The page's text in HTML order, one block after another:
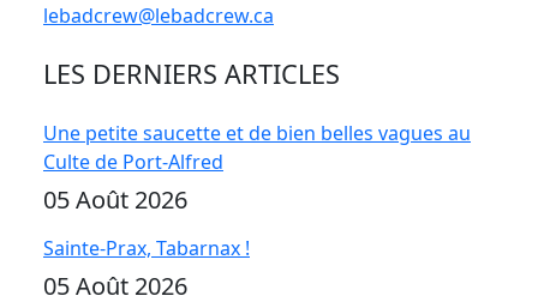
lebadcrew@lebadcrew.ca
LES DERNIERS ARTICLES
Une petite saucette et de bien belles vagues au
Culte de Port-Alfred
05 Août 2026
Sainte-Prax, Tabarnax !
05 Août 2026